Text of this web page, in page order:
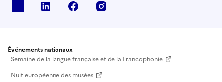
Linkedin Facebook
Événements nationaux
Semaine de la langue française et de la Francophonie
Nuit européenne des musées